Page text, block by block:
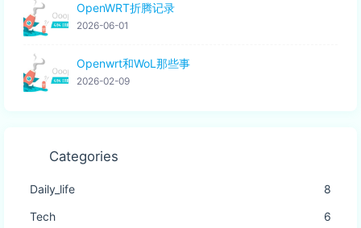
OpenWRT折腾记录
2026-06-01
Openwrt和WoL那些事
2026-02-09
Categories
Daily_life
8
Tech
6